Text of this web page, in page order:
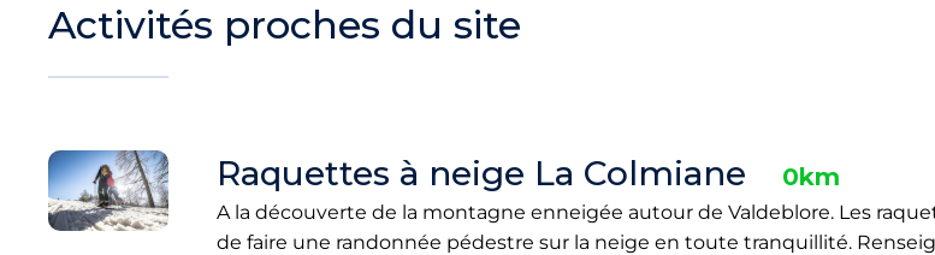
Activités proches du site
Raquettes à neige La Colmiane 0km
A la découverte de la montagne enneigée autour de Valdeblore. Les
de faire une randonnée pédestre sur la neige en toute tranquillité.